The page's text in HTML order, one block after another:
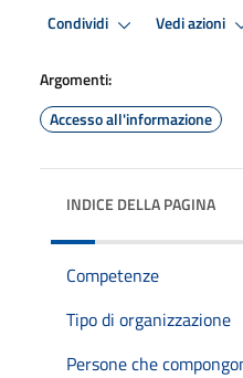
Condividi Vedi azioni
Argomenti:
Accesso all'informazione
INDICE DELLA PAGINA
Competenze
Tipo di organizzazione
Persone che